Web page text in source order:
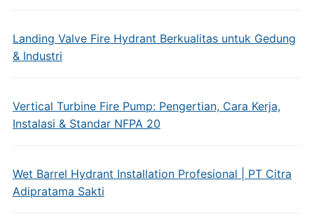
Landing Valve Fire Hydrant Berkualitas untuk Gedung
& Industri
Vertical Turbine Fire Pump: Pengertian, Cara Kerja,
Instalasi & Standar NFPA 20
Wet Barrel Hydrant Installation Profesional | PT Citra
Adipratama Sakti